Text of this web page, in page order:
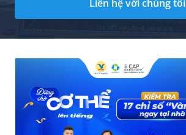
Liên hệ với chúng tôi